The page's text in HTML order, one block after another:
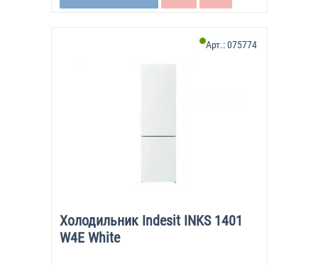
Холодильник Indesit INKS 1401
W4E White
Арт.:075774